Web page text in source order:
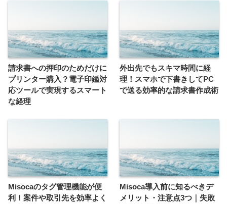
請求書への押印のためだけに
プリンター購入？電子印鑑対
応ツールで実現するスマート
な経理
外出先でもスキマ時間に経
理！スマホで下書きしてPC
で送る効率的な請求書作成術
Misocaのタグ管理機能が便
利！案件や取引先を効率よく
Misoca導入前に知るべきデ
メリット・注意点3つ｜失敗